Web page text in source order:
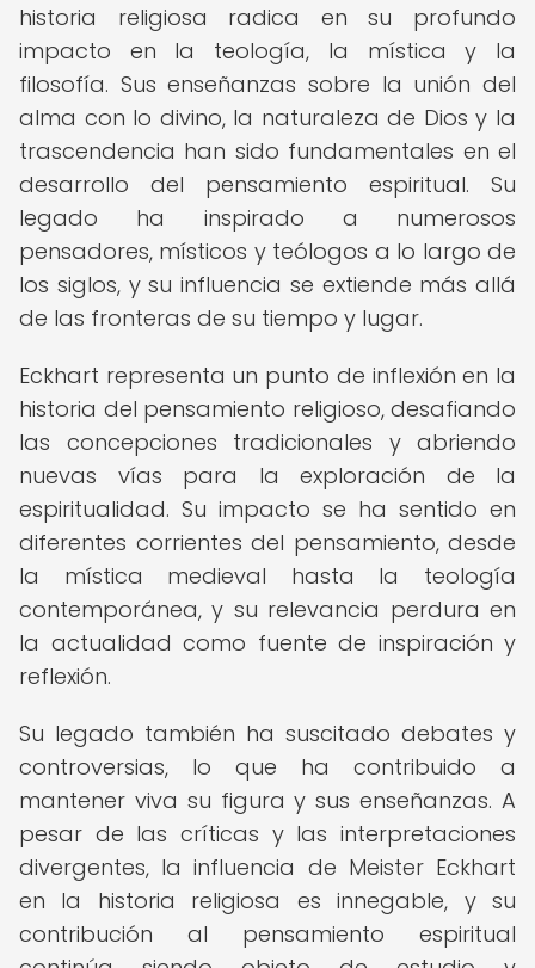
historia religiosa radica en su profundo
impacto en la teología, la mística y la
filosofía. Sus enseñanzas sobre la unión del
alma con lo divino, la naturaleza de Dios y la
trascendencia han sido fundamentales en el
desarrollo del pensamiento espiritual. Su
legado ha inspirado a numerosos
pensadores, místicos y teólogos a lo largo de
los siglos, y su influencia se extiende más allá
de las fronteras de su tiempo y lugar.
Eckhart representa un punto de inflexión en la
historia del pensamiento religioso, desafiando
las concepciones tradicionales y abriendo
nuevas vías para la exploración de la
espiritualidad. Su impacto se ha sentido en
diferentes corrientes del pensamiento, desde
la mística medieval hasta la teología
contemporánea, y su relevancia perdura en
la actualidad como fuente de inspiración y
reflexión.
Su legado también ha suscitado debates y
controversias, lo que ha contribuido a
mantener viva su figura y sus enseñanzas. A
pesar de las críticas y las interpretaciones
divergentes, la influencia de Meister Eckhart
en la historia religiosa es innegable, y su
contribución al pensamiento espiritual